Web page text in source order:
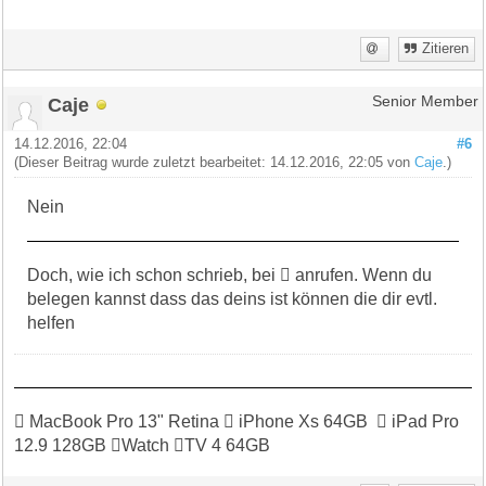
Zitieren
Caje Senior Member
#6
14.12.2016, 22:04
(Dieser Beitrag wurde zuletzt bearbeitet: 14.12.2016, 22:05 vonCaje .)
Nein
Doch, wie ich schon schrieb, bei  anrufen. Wenn du
belegen kannst dass das deins ist können die dir evtl.
helfen
 MacBook Pro 13" Retina  iPhone Xs 64GB  iPad Pro
12.9 128GB Watch TV 4 64GB